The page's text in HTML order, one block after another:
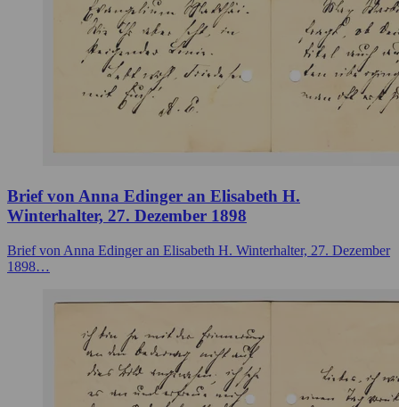
Brief von Anna Edinger an Elisabeth H.
Winterhalter, 27. Dezember 1898
Brief von Anna Edinger an Elisabeth H. Winterhalter, 27. Dezember
1898…